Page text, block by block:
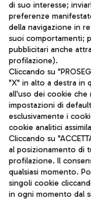
Pizza
tramite i servizi
Autobus
Scopri le linee di
Leonardo Da Vinci.
Ristoranti
Aeroporti di Roma
coordinamento di
Codice fiscale e
IVA 06572251004
Capitale sociale
Sede legale: Via Pier
telefono +39 06
di suo interesse;
preferenze
della navigazione in
suoi comportamenti;
pubblicitari anche
profilazione).
Cliccando su
"X" in alto a destra in
all'uso dei cookie
impostazioni di
esclusivamente i
cookie analitici
Cliccando su
al posizionamento di
profilazione. Il
qualsiasi momento.
singoli cookie
in ogni momento dal